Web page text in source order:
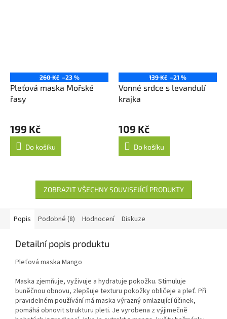
260 Kč –23 %
Pleťová maska Mořské
řasy
199 Kč
Do košíku
139 Kč –21 %
Vonné srdce s levandulí
krajka
109 Kč
Do košíku
ZOBRAZIT VŠECHNY SOUVISEJÍCÍ PRODUKTY
Popis Podobné (8) Hodnocení Diskuze
Detailní popis produktu
Pleťová maska Mango
Maska zjemňuje, vyživuje a hydratuje pokožku. Stimuluje
buněčnou obnovu, zlepšuje texturu pokožky obličeje a pleť. Při
pravidelném používání má maska výrazný omlazující účinek,
pomáhá obnovit strukturu pleti. Je vyrobena z výjimečně